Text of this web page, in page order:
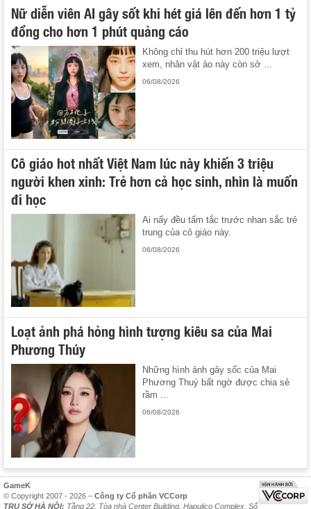
Nữ diễn viên AI gây sốt khi hét giá lên đến hơn 1 tỷ
đồng cho hơn 1 phút quảng cáo
Không chỉ thu hút hơn 200 triệu lượt
xem, nhân vật ảo này còn sở ...
06/08/2026
Cô giáo hot nhất Việt Nam lúc này khiến 3 triệu
người khen xinh: Trẻ hơn cả học sinh, nhìn là muốn
đi học
Ai nấy đều tấm tắc trước nhan sắc trẻ
trung của cô giáo này.
06/08/2026
Loạt ảnh phá hỏng hình tượng kiêu sa của Mai
Phương Thúy
Những hình ảnh gây sốc của Mai
Phương Thuý bất ngờ được chia sẻ
rầm ...
06/08/2026
GameK
© Copyright 2007 - 2026 – Công ty Cổ phần VCCorp
TRỤ SỞ HÀ NỘI: Tầng 22, Tòa nhà Center Building, Hapulico Complex, Số